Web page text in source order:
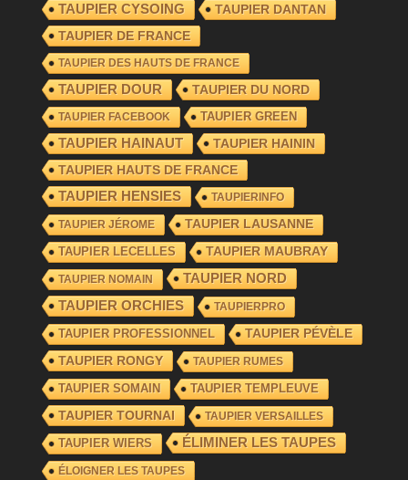
TAUPIER CYSOING
TAUPIER DANTAN
TAUPIER DE FRANCE
TAUPIER DES HAUTS DE FRANCE
TAUPIER DOUR TAUPIER DU NORD
TAUPIER FACEBOOK TAUPIER GREEN
TAUPIER HAINAUT
TAUPIER HAININ
TAUPIER HAUTS DE FRANCE
TAUPIER HENSIES TAUPIERINFO
TAUPIER JÉROME
TAUPIER LAUSANNE
TAUPIER LECELLES
TAUPIER MAUBRAY
TAUPIER NOMAIN
TAUPIER NORD
TAUPIER ORCHIES
TAUPIERPRO
TAUPIER PROFESSIONNEL TAUPIER PÉVÈLE
TAUPIER RONGY TAUPIER RUMES
TAUPIER SOMAIN TAUPIER TEMPLEUVE
TAUPIER TOURNAI TAUPIER VERSAILLES
TAUPIER WIERS ÉLIMINER LES TAUPES
ÉLOIGNER LES TAUPES